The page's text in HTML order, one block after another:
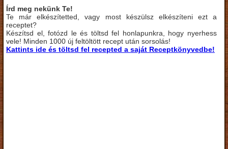
Írd meg nekünk Te!
Te már elkészítetted, vagy most készülsz elkészíteni ezt a
receptet?
Készítsd el, fotózd le és töltsd fel honlapunkra, hogy nyerhess
vele! Minden 1000 új feltöltött recept után sorsolás!
Kattints ide és töltsd fel recepted a saját Receptkönyvedbe!